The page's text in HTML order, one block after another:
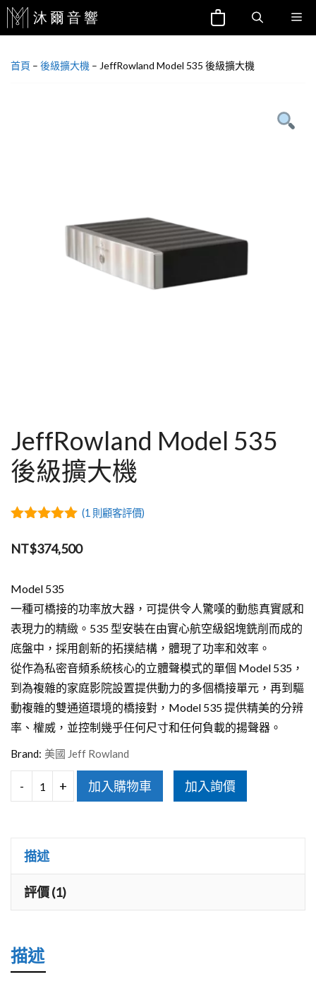
跳
至
首頁 – 後級擴大機 – JeffRowland Model 535 後級擴大機
JeffRowland Model 535
後級擴大機
5
(1 則顧客評價)
NT$374,500
Model 535
一種可橋接的功率放大器，可提供令人驚嘆的動態真實感和
表現力的精緻。535 型安裝在由實心航空級鋁塊銑削而成的
底盤中，採用創新的拓撲結構，體現了功率和效率。
從作為私密音頻系統核心的立體聲模式的單個 Model 535，
到為複雜的家庭影院設置提供動力的多個橋接單元，再到驅
動複雜的雙通道環境的橋接對，Model 535 提供精美的分辨
率、權威，並控制幾乎任何尺寸和任何負載的揚聲器。
Brand: 美國 Jeff Rowland
-
JeffRowland
擴
+ 加入購物車 加入詢價
描述
評價 (1)
描述